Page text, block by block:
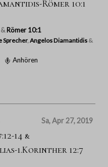
Römer 10:1
& Römer 10:1
Sprecher, Angelos Diamantidis &
Anhören
Sa, Apr 27, 2019
14 &
1.Korinther 12:7